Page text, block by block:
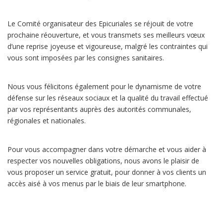
Le Comité organisateur des Epicuriales se réjouit de votre
prochaine réouverture, et vous transmets ses meilleurs vœux
d’une reprise joyeuse et vigoureuse, malgré les contraintes qui
vous sont imposées par les consignes sanitaires.
Nous vous félicitons également pour le dynamisme de votre
défense sur les réseaux sociaux et la qualité du travail effectué
par vos représentants auprès des autorités communales,
régionales et nationales.
Pour vous accompagner dans votre démarche et vous aider à
respecter vos nouvelles obligations, nous avons le plaisir de
vous proposer un service gratuit, pour donner à vos clients un
accès aisé à vos menus par le biais de leur smartphone.